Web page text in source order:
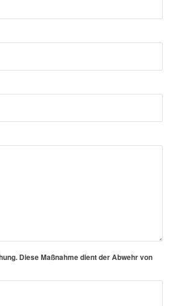
Diese Maßnahme dient der Abwehr von